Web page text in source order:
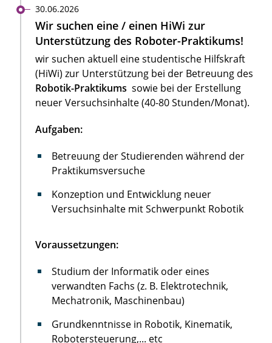
30.06.2026
Wir suchen eine / einen HiWi zur
Unterstützung des Roboter-Praktikums!
wir suchen aktuell eine studentische Hilfskraft
(HiWi) zur Unterstützung bei der Betreuung des
Robotik-Praktikums sowie bei der Erstellung
neuer Versuchsinhalte (40-80 Stunden/Monat).
Aufgaben:
Betreuung der Studierenden während der
Praktikumsversuche
Konzeption und Entwicklung neuer
Versuchsinhalte mit Schwerpunkt Robotik
Voraussetzungen:
Studium der Informatik oder eines
verwandten Fachs (z. B. Elektrotechnik,
Mechatronik, Maschinenbau)
Grundkenntnisse in Robotik, Kinematik,
Robotersteuerung,... etc